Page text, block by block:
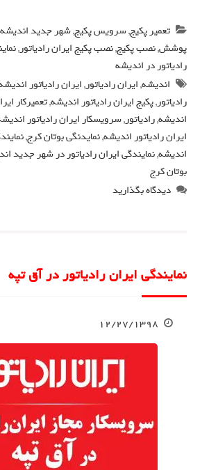
تعمیر پکیج,سرویس پکیج,شهر جدید اندیشه
پوشش,نصب پکیج,نصب پکیج ایران رادیاتور,
رادیاتور در اندیشه
اندیشه,ایران رادیاتور,ایران رادیاتور
رادیاتور,پکیج ایران رادیاتور اندیشه,تعمیرکار
اندیشه,رادیاتور,سرویسکار ایران رادیاتور
ایران رادیاتور اندیشه,نمایدنگی بوتان کرج,
اندیشه,نمایندگی ایران رادیاتور در شهر جدید
بوتان کرج
دیدگاه بگذارید
نمایندگی ایران رادیاتور در آق تپه
۱۲/۲۷/۱۳۹۸